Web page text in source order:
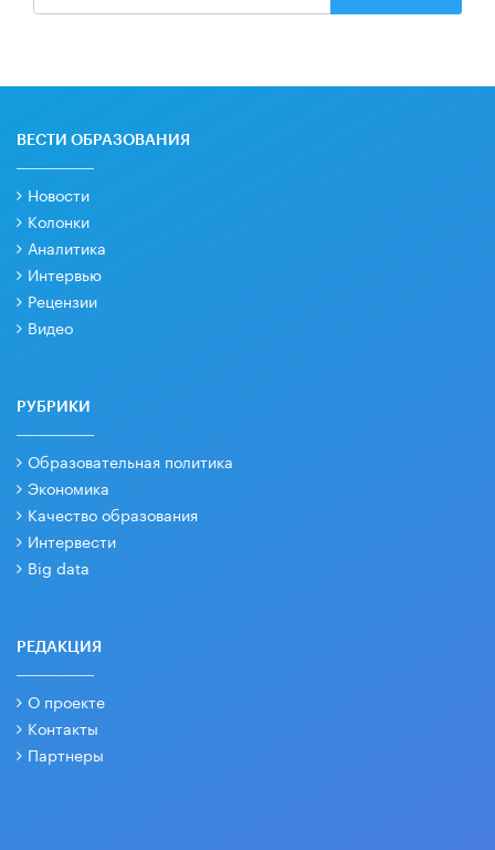
ВЕСТИ ОБРАЗОВАНИЯ
Новости
Колонки
Аналитика
Интервью
Рецензии
Видео
РУБРИКИ
Образовательная политика
Экономика
Качество образования
Интервести
Big data
РЕДАКЦИЯ
О проекте
Контакты
Партнеры